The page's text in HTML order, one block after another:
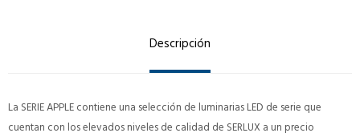
Descripción
La SERIE APPLE contiene una selección de luminarias LED de serie que
cuentan con los elevados niveles de calidad de SERLUX a un precio